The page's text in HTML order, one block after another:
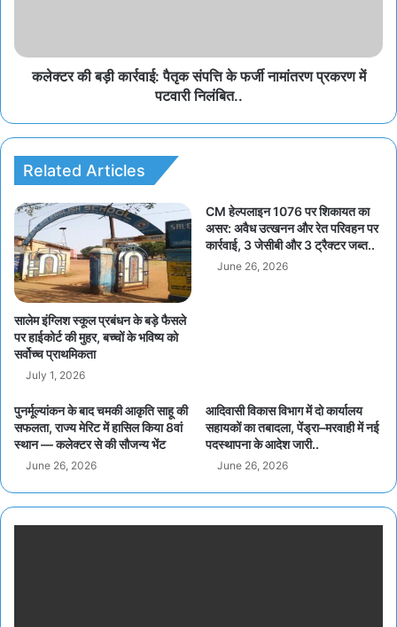
कलेक्टर की बड़ी कार्रवाई: पैतृक संपत्ति के फर्जी नामांतरण प्रकरण में
पटवारी निलंबित..
Related Articles
सालेम इंग्लिश स्कूल प्रबंधन के बड़े फैसले
पर हाईकोर्ट की मुहर, बच्चों के भविष्य को
सर्वोच्च प्राथमिकता
July 1, 2026
CM हेल्पलाइन 1076 पर शिकायत का
असर: अवैध उत्खनन और रेत परिवहन पर
कार्रवाई, 3 जेसीबी और 3 ट्रैक्टर जब्त..
June 26, 2026
पुनर्मूल्यांकन के बाद चमकी आकृति साहू की
सफलता, राज्य मेरिट में हासिल किया 8वां
स्थान — कलेक्टर से की सौजन्य भेंट
June 26, 2026
आदिवासी विकास विभाग में दो कार्यालय
सहायकों का तबादला, पेंड्रा–मरवाही में नई
पदस्थापना के आदेश जारी..
June 26, 2026